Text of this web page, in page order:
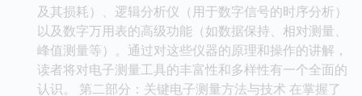
及其损耗）、逻辑分析仪（用于数字信号的时序分析）
以及数字万用表的高级功能（如数据保持、相对测量、
峰值测量等）。通过对这些仪器的原理和操作的讲解，
读者将对电子测量工具的丰富性和多样性有一个全面的
认识。 第二部分：关键电子测量方法与技术 在掌握了